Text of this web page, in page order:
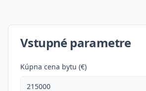
Vstupné parametre
Kúpna cena bytu (€)